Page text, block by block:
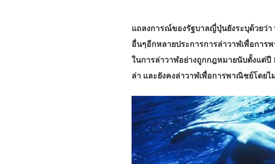
แถลงการณ์ของรัฐบาลญี่ปุ่นยังระบุด้วยว่า
อื่นๆอีกหลายประการการล่าวาฬเพื่อกา
ในการล่าวาฬอย่างถูกกฎหมายนับตั้งแต่ปี
ล่า และยังคงล่าวาฬเพื่อการพาณิชย์โดยไ